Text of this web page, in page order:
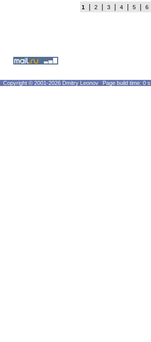
1 2 3 4 5 6
Copyright © 2001-2026 Dmitry Leonov Page build time: 0 s